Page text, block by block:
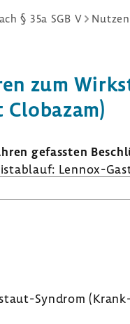
§ 35a SGB V
zum
gefassten
Lennox-​
Syndrom